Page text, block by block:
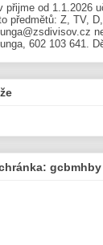
přijme od 1.1.2026
předmětů: Z, TV,
602 103 641.
gcbmhby